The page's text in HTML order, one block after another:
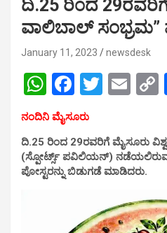
ದಿ.25 ರಿಂದ
ವಾಲಿಬಾಲ್
January 11, 2023 newsdesk
W
h
at
s
A
F
a
ce
b
o
k
T
er
E
ನಂದಿನಿ ಮೈಸೂರು
ದಿ.25 ರಿಂದ 29ರವರಿಗೆ ಮೈಸೂರು
(ಸ್ಪೋರ್ಟ್ಸ್ ಪವಿಲಿಯನ್)
ಪೋಸ್ಟರನ್ನು ಬಿಡುಗಡೆ ಮಾಡಿದರು.